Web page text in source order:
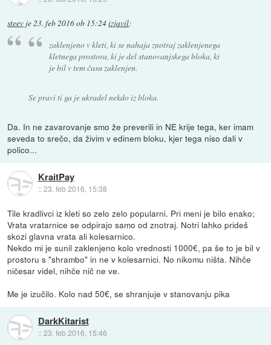
steev je23. feb 2016 ob 15:24izjavil:
zaklenjeno v kleti, ki se nahaja znotraj zaklenjenega
kletnega prostora, ki je del stanovanjskega bloka, ki
je bil v tem času zaklenjen.
Se pravi ti ga je ukradel nekdo iz bloka.
Da. In ne zavarovanje smo že preverili in NE krije tega, ker imam
seveda to srečo, da živim v edinem bloku, kjer tega niso dali v
polico...
KraitPay
::23. feb 2016, 15:38
Tile kradlivci iz kleti so zelo zelo popularni. Pri meni je bilo enako;
Vrata vratarnice se odpirajo samo od znotraj. Notri lahko prideš
skozi glavna vrata ali kolesarnico.
Nekdo mi je sunil zaklenjeno kolo vrednosti 1000€, pa še to je bil v
prostoru s "shrambo" in ne v kolesarnici. No nikomu ništa. Nihče
ničesar videl, nihče nič ne ve.
Me je izučilo. Kolo nad 50€, se shranjuje v stanovanju pika
DarkKitarist
::23. feb 2016, 15:46